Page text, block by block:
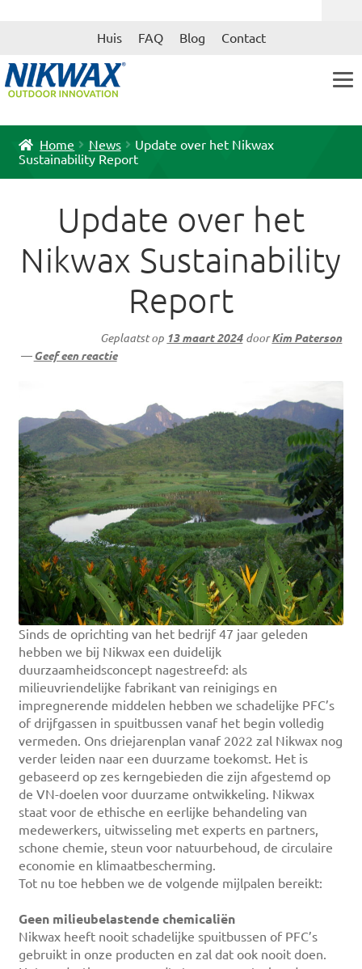
Ga
door
Ga
naar
Huis FAQ Blog Contact
Home News
Update over het Nikwax
Sustainability Report
Geplaatst op 13 maart 2024 doorKim Paterson
—Geef een reactie
Update over het
Nikwax Sustainability
Report
Sinds de oprichting van het bedrijf 47 jaar geleden
hebben we bij Nikwax een duidelijk
duurzaamheidsconcept nagestreefd: als
milieuvriendelijke fabrikant van reinigings en
impregnerende middelen hebben we schadelijke PFC’s
of drijfgassen in spuitbussen vanaf het begin volledig
vermeden. Ons driejarenplan vanaf 2022 zal Nikwax nog
verder leiden naar een duurzame toekomst. Het is
gebaseerd op zes kerngebieden die zijn afgestemd op
de VN-doelen voor duurzame ontwikkeling. Nikwax
staat voor de ethische en eerlijke behandeling van
medewerkers, uitwisseling met experts en partners,
schone chemie, steun voor natuurbehoud, de circulaire
economie en klimaatbescherming.
Tot nu toe hebben we de volgende mijlpalen bereikt:
Geen milieubelastende chemicaliën
Nikwax heeft nooit schadelijke spuitbussen of PFC’s
gebruikt in onze producten en zal dat ook nooit doen.